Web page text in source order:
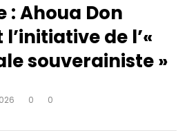
: Ahoua Don
de l’«
souverainiste »
0 0